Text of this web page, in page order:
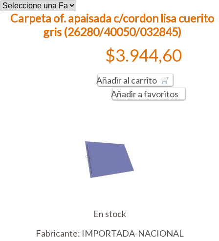
Carpeta of. apaisada c/cordon lisa cuerito
gris (26280/40050/032845)
$3.944,60
Añadir al carrito
Añadir a favoritos
En stock
Fabricante: IMPORTADA-NACIONAL